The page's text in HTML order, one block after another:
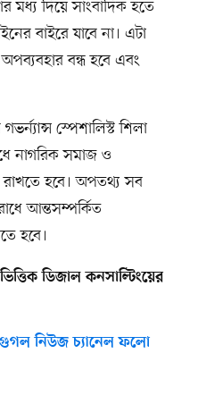
মধ্য দিয়ে সাংবাদিক হতে
বাইরে যাবে না। এটা
বন্ধ হবে এবং
স্পেশালিস্ট শিলা
নাগরিক সমাজ ও
রাখতে হবে। অপতথ্য সব
আন্তসম্পর্কিত
হবে।
ডিজাল কনসাল্টিংয়ের
নিউজ চ্যানেল ফলো